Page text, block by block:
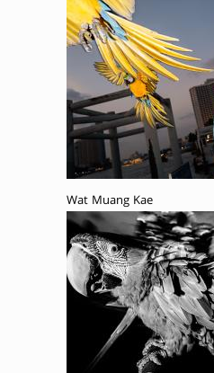
Wat Muang Kae